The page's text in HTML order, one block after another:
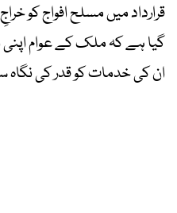
قرارداد میں مسلح افواج کو
گیا ہے کہ ملک کے عوام اپنی
ان کی خدمات کو قدر کی نگاہ